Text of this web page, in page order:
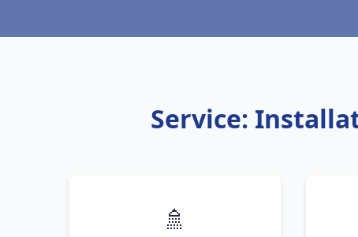
Service:
🚿